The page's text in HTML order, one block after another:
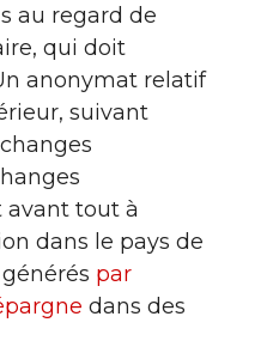
au regard de
qui doit
anonymat relatif
suivant
avant tout à
dans le pays de
par
dans des